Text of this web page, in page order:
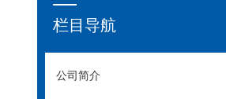
栏目导航
公司简介